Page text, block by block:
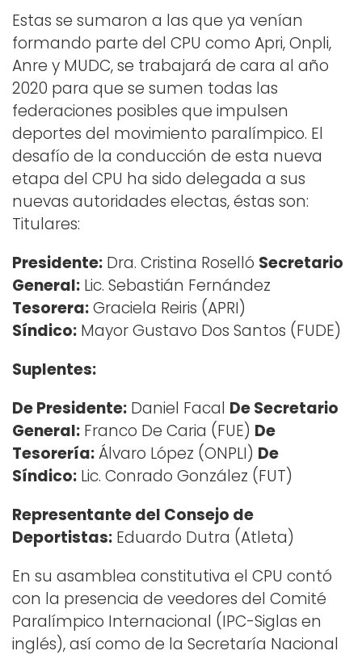
Estas se sumaron a las que ya venían
formando parte del CPU como Apri, Onpli,
Anre y MUDC, se trabajará de cara al año
2020 para que se sumen todas las
federaciones posibles que impulsen
deportes del movimiento paralímpico. El
desafío de la conducción de esta nueva
etapa del CPU ha sido delegada a sus
nuevas autoridades electas, éstas son:
Titulares:
Presidente: Dra. Cristina Roselló Secretario
General: Lic. Sebastián Fernández
Tesorera:Graciela Reiris (APRI)
Síndico: Mayor Gustavo Dos Santos (FUDE)
Suplentes:
De Presidente: Daniel Facal De Secretario
General: Franco De Caria (FUE) De
Tesorería:Álvaro López (ONPLI) De
Síndico: Lic. Conrado González (FUT)
Representante del Consejo de
Deportistas: Eduardo Dutra (Atleta)
En su asamblea constitutiva el CPU contó
con la presencia de veedores del Comité
Paralímpico Internacional (IPC-Siglas en
inglés), así como de la Secretaría Nacional